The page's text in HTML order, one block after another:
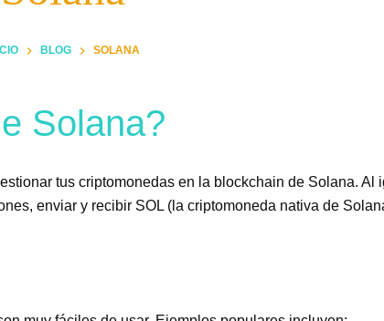
BLOG SOLANA
Solana?
tus criptomonedas en la blockchain de Solana. Al
enviar y recibir SOL (la criptomoneda nativa de